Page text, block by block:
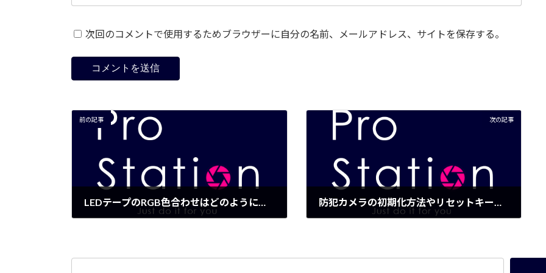
次回のコメントで使用するためブラウザーに自分の名前、メールアドレス、サイトを保存する。
前の記事
LEDテープのRGB色合わせはどのように設定しますか
次の記事
防犯カメラの初期化方法やリセットキーはどこですか